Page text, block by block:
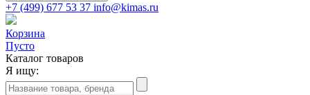
+7 (499) 677 53 37 info@kimas.ru
Корзина
Пусто
Каталог товаров
Я ищу: